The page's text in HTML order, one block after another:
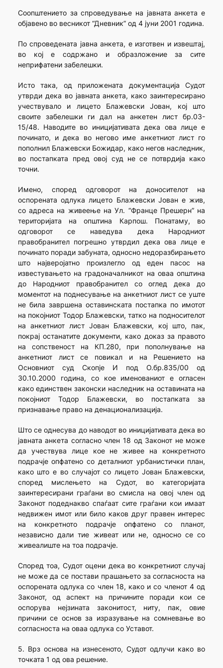
Соопштението за спроведување на јавната анкета е
објавено во весникот “Дневник” од 4 јуни 2001 година.
По спроведената јавна анкета, е изготвен и извештај,
во кој е содржано и образложение за сите
неприфатени забелешки.
Исто така, од приложената документација Судот
утврди дека во јавната анкета, како заинтересирано
учествувало и лицето Блажевски Јован, кој што
своите забелешки ги дал на анкетен лист бр.03-
15/48. Наводите во иницијативата дека ова лице е
починато, и дека во негово име анкетниот лист го
пополнил Блажевски Божидар, како негов наследник,
во постапката пред овој суд не се потврдија како
точни.
Имено, според одговорот на доносителот на
оспорената одлука лицето Блажевски Јован е жив,
со адреса на живеење на Ул. “Франце Прешерн” на
територијата на општина Карпош. Понатаму, во
одговорот се наведува дека Народниот
правобранител погрешно утврдил дека ова лице е
починато поради забуната, односно недоразбирањето
што најверојатно произлегло од еден пасос на
известувањето на градоначалникот на оваа општина
до Народниот правобранител со оглед дека до
моментот на поднесување на анкетниот лист се уште
не била завршена оставинската постапка по имотот
на покојниот Тодор Блажевски, татко на подносителот
на анкетниот лист Јован Блажевски, кој што, пак,
покрај останатите документи, како доказ за правото
на сопственост на КП.280, при пополнување на
анкетниот лист се повикал и на Решението на
Основниот суд Скопје И под О.бр.835/00 од
30.10.2000 година, со кое именованиот е огласен
како единствен законски наследник на оставината на
покојниот Тодор Блажевски, во постапката за
признавање право на денационализација.
Што се однесува до наводот во иницијативата дека во
јавната анкета согласно член 18 од Законот не може
да учествува лице кое не живее на конкретното
подрачје опфатено со деталниот урбанистички план,
како што е во случајот со лицето Јован Блажевски,
според мислењето на Судот, во категоријата
заинтересирани граѓани во смисла на овој член од
Законот подеднакво спаѓаат сите граѓани кои имаат
недвижен имот или било каков друг правен интерес
на конкретното подрачје опфатено со планот,
независно дали тие живеат или не, односно се со
живеалиште на тоа подрачје.
Според тоа, Судот оцени дека во конкретниот случај
не може да се постави прашањето за согласноста на
оспорената одлука со член 18, како и со членот 4 од
Законот, од аспект на причините поради кои се
оспорува нејзината законитост, ниту, пак, овие
причини се основ за изразување на сомневање во
согласноста на оваа одлука со Уставот.
5. Врз основа на изнесеното, Судот одлучи како во
точката 1 од ова решение.